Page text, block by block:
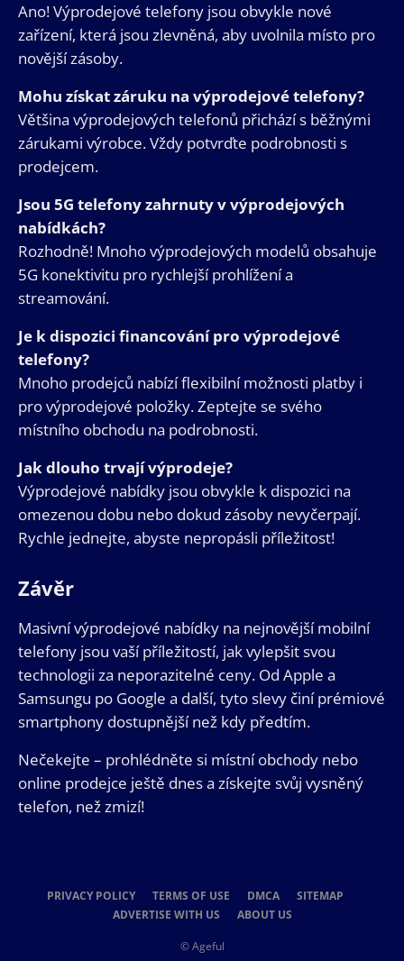
Ano! Výprodejové telefony jsou obvykle nové
zařízení, která jsou zlevněná, aby uvolnila místo pro
novější zásoby.
Mohu získat záruku na výprodejové telefony?
Většina výprodejových telefonů přichází s běžnými
zárukami výrobce. Vždy potvrďte podrobnosti s
prodejcem.
Jsou 5G telefony zahrnuty v výprodejových
nabídkách?
Rozhodně! Mnoho výprodejových modelů obsahuje
5G konektivitu pro rychlejší prohlížení a
streamování.
Je k dispozici financování pro výprodejové
telefony?
Mnoho prodejců nabízí flexibilní možnosti platby i
pro výprodejové položky. Zeptejte se svého
místního obchodu na podrobnosti.
Jak dlouho trvají výprodeje?
Výprodejové nabídky jsou obvykle k dispozici na
omezenou dobu nebo dokud zásoby nevyčerpají.
Rychle jednejte, abyste nepropásli příležitost!
Závěr
Masivní výprodejové nabídky na nejnovější mobilní
telefony jsou vaší příležitostí, jak vylepšit svou
technologii za neporazitelné ceny. Od Apple a
Samsungu po Google a další, tyto slevy činí prémiové
smartphony dostupnější než kdy předtím.
Nečekejte – prohlédněte si místní obchody nebo
online prodejce ještě dnes a získejte svůj vysněný
telefon, než zmizí!
PRIVACY POLICY TERMS OF USE DMCA
SITEMAP
ADVERTISE WITH US
ABOUT US
© Ageful